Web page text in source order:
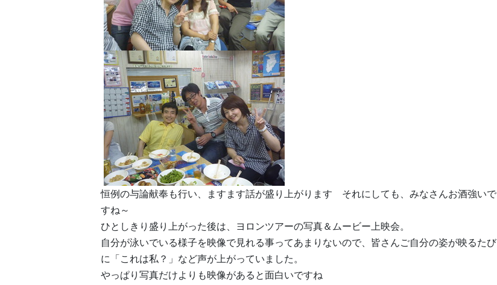
恒例の与論献奉も行い、ますます話が盛り上がります それにしても、みなさんお酒強いで
すね～
ひとしきり盛り上がった後は、ヨロンツアーの写真＆ムービー上映会。
自分が泳いでいる様子を映像で見れる事ってあまりないので、皆さんご自分の姿が映るたび
に「これは私？」など声が上がっていました。
やっぱり写真だけよりも映像があると面白いですね